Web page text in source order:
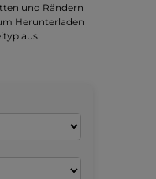
und Rändern
Herunterladen
aus.